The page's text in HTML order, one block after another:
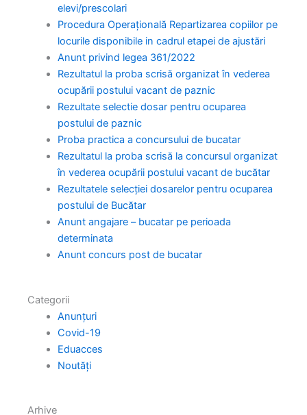
elevi/prescolari
Procedura Operațională Repartizarea copiilor pe
locurile disponibile in cadrul etapei de ajustări
Anunt privind legea 361/2022
Rezultatul la proba scrisă organizat în vederea
ocupării postului vacant de paznic
Rezultate selectie dosar pentru ocuparea
postului de paznic
Proba practica a concursului de bucatar
Rezultatul la proba scrisă la concursul organizat
în vederea ocupării postului vacant de bucătar
Rezultatele selecției dosarelor pentru ocuparea
postului de Bucătar
Anunt angajare – bucatar pe perioada
determinata
Anunt concurs post de bucatar
Categorii
Anunțuri
Covid-19
Eduacces
Noutăți
Arhive